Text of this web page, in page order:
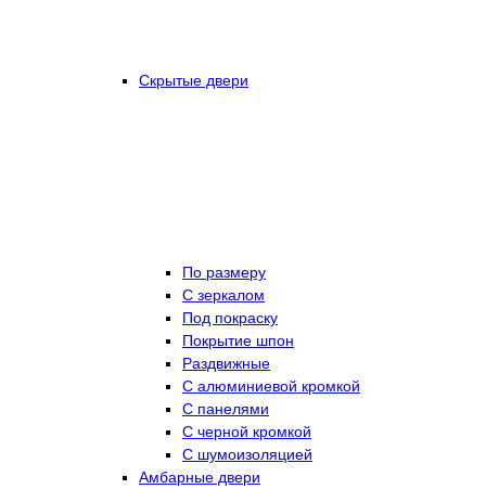
Скрытые двери
По размеру
C зеркалом
Под покраску
Покрытие шпон
Раздвижные
С алюминиевой кромкой
С панелями
С черной кромкой
С шумоизоляцией
Амбарные двери